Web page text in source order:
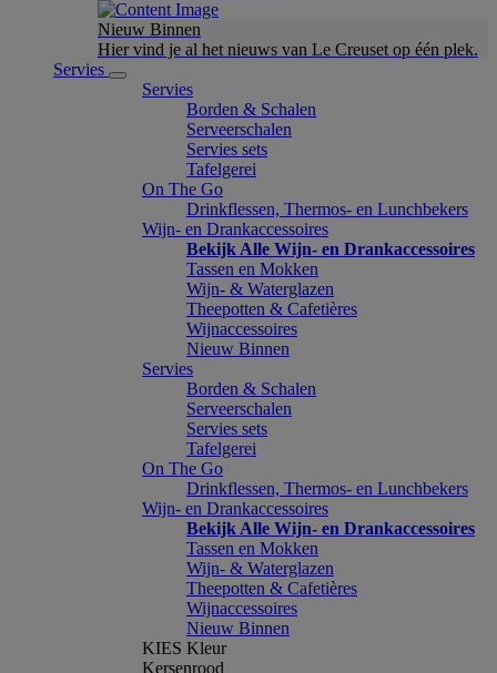
Nieuw Binnen
Hier vind je al het nieuws van Le Creuset op één plek.
Servies
Servies
Borden & Schalen
Serveerschalen
Servies sets
Tafelgerei
On The Go
Drinkflessen, Thermos- en Lunchbekers
Wijn- en Drankaccessoires
Bekijk Alle Wijn- en Drankaccessoires
Tassen en Mokken
Wijn- & Waterglazen
Theepotten & Cafetières
Wijnaccessoires
Nieuw Binnen
Servies
Borden & Schalen
Serveerschalen
Servies sets
Tafelgerei
On The Go
Drinkflessen, Thermos- en Lunchbekers
Wijn- en Drankaccessoires
Bekijk Alle Wijn- en Drankaccessoires
Tassen en Mokken
Wijn- & Waterglazen
Theepotten & Cafetières
Wijnaccessoires
Nieuw Binnen
KIES Kleur
Kersenrood